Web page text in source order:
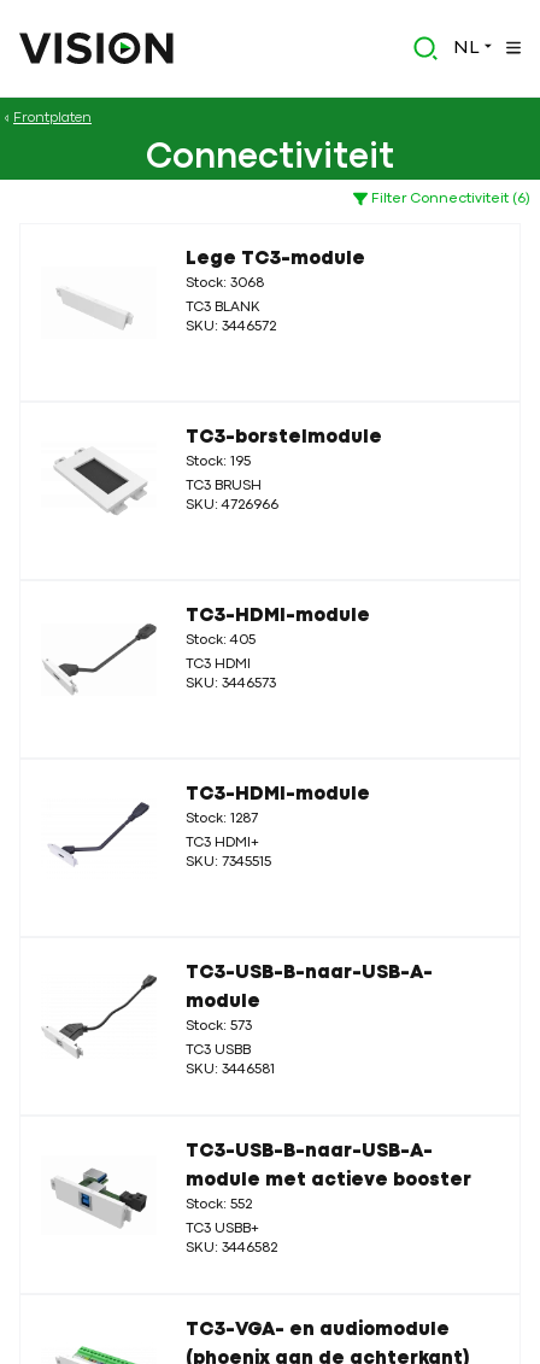
NL
Frontplaten
Connectiviteit
Filter Connectiviteit (6)
Lege TC3-module
Stock: 3068
TC3 BLANK
SKU: 3446572
TC3-borstelmodule
Stock: 195
TC3 BRUSH
SKU: 4726966
TC3-HDMI-module
Stock: 405
TC3 HDMI
SKU: 3446573
TC3-HDMI-module
Stock: 1287
TC3 HDMI+
SKU: 7345515
TC3-USB-B-naar-USB-A-
module
Stock: 573
TC3 USBB
SKU: 3446581
TC3-USB-B-naar-USB-A-
module met actieve booster
Stock: 552
TC3 USBB+
SKU: 3446582
TC3-VGA- en audiomodule
(phoenix aan de achterkant)